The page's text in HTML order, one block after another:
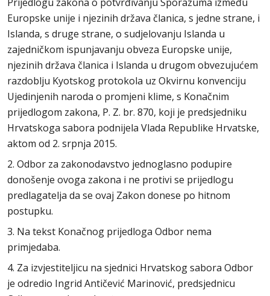
Europske unije i njezinih država članica, s jedne strane, i
Islanda, s druge strane, o sudjelovanju Islanda u
zajedničkom ispunjavanju obveza Europske unije,
njezinih država članica i Islanda u drugom obvezujućem
razdoblju Kyotskog protokola uz Okvirnu konvenciju
Ujedinjenih naroda o promjeni klime, s Konačnim
prijedlogom zakona, P. Z. br. 870, koji je predsjedniku
Hrvatskoga sabora podnijela Vlada Republike Hrvatske,
aktom od 2. srpnja 2015.
2. Odbor za zakonodavstvo jednoglasno podupire
donošenje ovoga zakona i ne protivi se prijedlogu
predlagatelja da se ovaj Zakon donese po hitnom
postupku.
3. Na tekst Konačnog prijedloga Odbor nema
primjedaba.
4. Za izvjestiteljicu na sjednici Hrvatskog sabora Odbor
je odredio Ingrid Antičević Marinović, predsjednicu